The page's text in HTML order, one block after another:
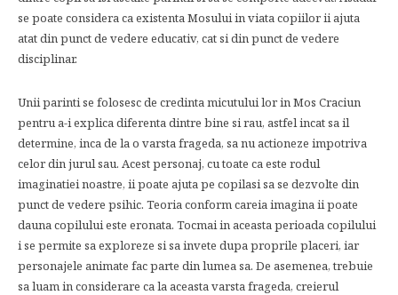
se poate considera ca existenta Mosului in viata copiilor ii ajuta
atat din punct de vedere educativ, cat si din punct de vedere
disciplinar.
Unii parinti se folosesc de credinta micutului lor in Mos Craciun
pentru a-i explica diferenta dintre bine si rau, astfel incat sa il
determine, inca de la o varsta frageda, sa nu actioneze impotriva
celor din jurul sau. Acest personaj, cu toate ca este rodul
imaginatiei noastre, ii poate ajuta pe copilasi sa se dezvolte din
punct de vedere psihic. Teoria conform careia imagina ii poate
dauna copilului este eronata. Tocmai in aceasta perioada copilului
i se permite sa exploreze si sa invete dupa proprile placeri, iar
personajele animate fac parte din lumea sa. De asemenea, trebuie
sa luam in considerare ca la aceasta varsta frageda, creierul